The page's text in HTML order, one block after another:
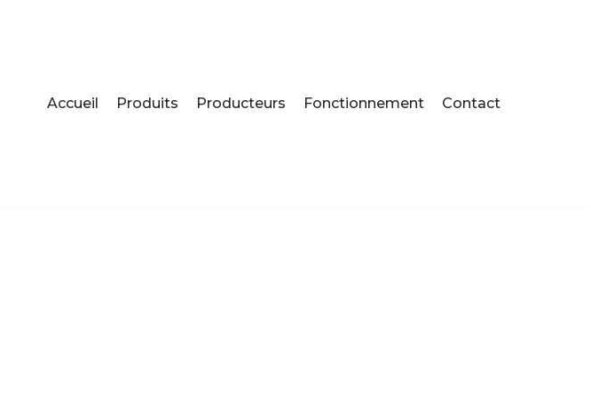
Accueil Produits Producteurs Fonctionnement Contact